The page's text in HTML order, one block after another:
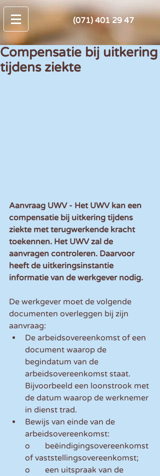
(071) 401 29 47
Compensatie bij uitkering
tijdens ziekte
Aanvraag UWV - Het UWV kan een
compensatie bij uitkering tijdens
ziekte met terugwerkende kracht
toekennen. Het UWV zal de
aanvragen controleren. Daarvoor
heeft de uitkeringsinstantie
informatie van de werkgever nodig.
De werkgever moet de volgende
documenten overleggen bij zijn
aanvraag:
De arbeidsovereenkomst of een
document waarop de
begindatum van de
arbeidsovereenkomst staat.
Bijvoorbeeld een loonstrook met
de datum waarop de werknemer
in dienst trad.
Bewijs van einde van de
arbeidsovereenkomst:
o	beëindigingsovereenkomst
of vaststellingsovereenkomst;
o	een uitspraak van de